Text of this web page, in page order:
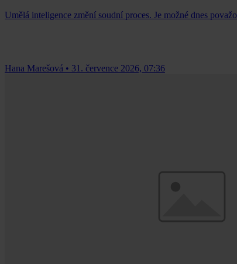
Umělá inteligence změní soudní proces. Je možné dnes
Hana Marešová • 31. července 2026, 07:36